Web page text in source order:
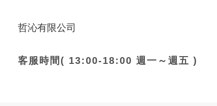
哲沁有限公司
客服時間( 13:00-18:00 週一～週五 )